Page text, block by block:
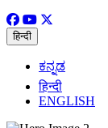
हिन्दी
ಕನ್ನಡ
हिन्दी
ENGLISH